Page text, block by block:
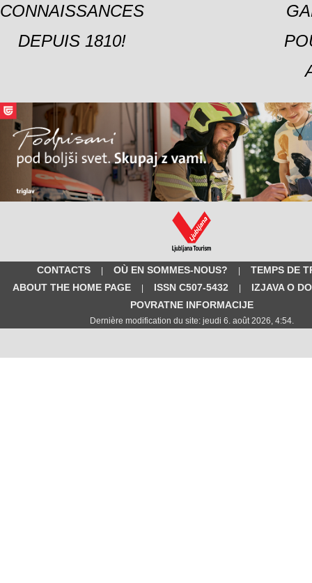
CONNAISSANCES
DEPUIS 1810!
CONTACTS | OÙ EN SOMMES-NOUS? |
TEMPS DE
ABOUT THE HOME PAGE
| ISSN C507-5432 |
IZJAVA O
POVRATNE INFORMACIJE
Dernière modification du site: jeudi 6. août 2026, 4:54.